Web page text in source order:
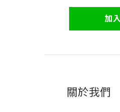
加
關於我們